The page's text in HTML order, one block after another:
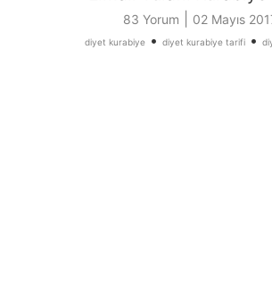
83 Yorum 02 Mayıs
diyet kurabiye • diyet kurabiye tarifi •